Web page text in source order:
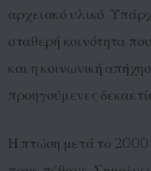
αρχειακό υλικό.
σταθερή κοινότητα
και η κοινωνική
προηγούμενες
Η πτώση μετά το 2000